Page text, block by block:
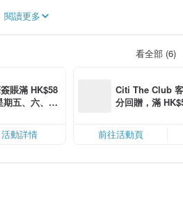
閱讀更多
看全部 (6)
賬滿 HK$58
五、六、日
活動詳情
Citi The Club
分回贈，滿
前往活動頁